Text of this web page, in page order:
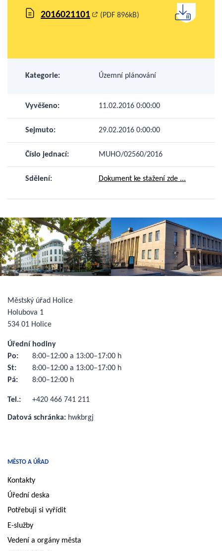
2016021101 (PDF 896kB)
Kategorie: Územní plánování
Vyvěšeno: 11.02.2016 0:00:00
Sejmuto: 29.02.2016 0:00:00
Číslo jednací: MUHO/02560/2016
Sdělení: Dokument ke stažení zde ...
MĚSTO A ÚŘAD
Kontakty
Úřední deska
Potřebuji si vyřídit
E-služby
Vedení a orgány města
Městský úřad Holice
Holubova 1
534 01 Holice
Úřední hodiny
Po:
8:00–12:00 a 13:00–17:00 h
St:
8:00–12:00 a 13:00–17:00 h
Pá:
8:00–12:00 h
Tel.: +420 466 741 211
Datová schránka: hwkbrgj